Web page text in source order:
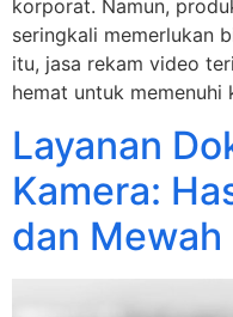
korporat. Namun,
seringkali memerlukan
itu, jasa rekam video
hemat untuk
Layanan
Kamera:
dan Mewah